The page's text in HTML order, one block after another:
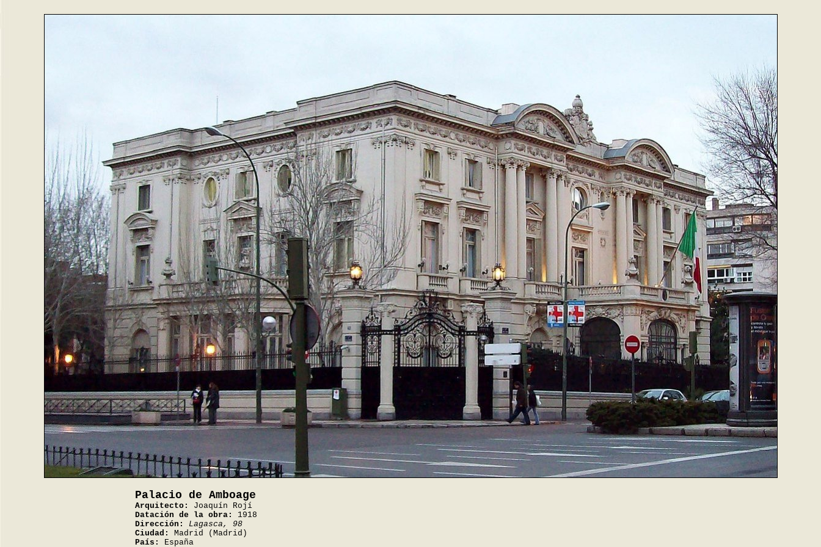
Palacio de Amboage
Arquitecto:
Joaquín Rojí
Datación de la obra:
1918
Dirección:
Lagasca, 98
Ciudad:
Madrid (Madrid)
País:
España